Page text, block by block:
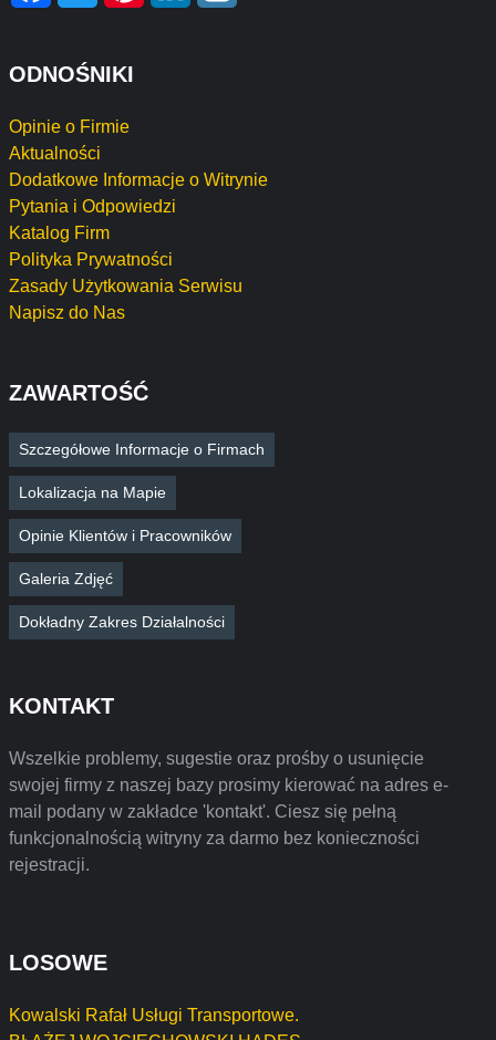
ODNOŚNIKI
Opinie o Firmie
Aktualności
Dodatkowe Informacje o Witrynie
Pytania i Odpowiedzi
Katalog Firm
Polityka Prywatności
Zasady Użytkowania Serwisu
Napisz do Nas
ZAWARTOŚĆ
Szczegółowe Informacje o Firmach
Lokalizacja na Mapie
Opinie Klientów i Pracowników
Galeria Zdjęć
Dokładny Zakres Działalności
KONTAKT
Wszelkie problemy, sugestie oraz prośby o usunięcie
swojej firmy z naszej bazy prosimy kierować na adres e-
mail podany w zakładce 'kontakt'. Ciesz się pełną
funkcjonalnością witryny za darmo bez konieczności
rejestracji.
LOSOWE
Kowalski Rafał Usługi Transportowe.